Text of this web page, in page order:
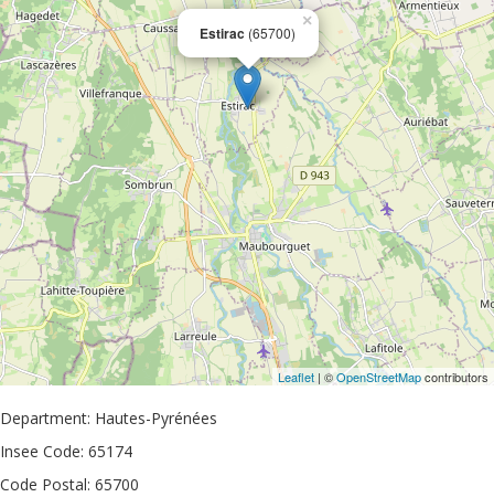
Estirac (65700)
×
Leaflet | ©OpenStreetMapcontributors
Department: Hautes-Pyrénées
Insee Code: 65174
Code Postal: 65700